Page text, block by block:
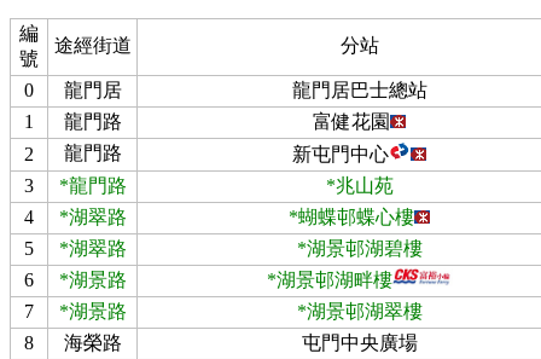
編
號
途經街道 分站
0 龍門居
龍門居巴士總站
1
龍門路
富健花園
2
龍門路
新屯門中心
3
*龍門路
*兆山苑
4
*湖翠路
*蝴蝶邨蝶心樓
5
*湖翠路
*湖景邨湖碧樓
6
*湖景路
*湖景邨湖畔樓
7
*湖景路
*湖景邨湖翠樓
8
海榮路
屯門中央廣場